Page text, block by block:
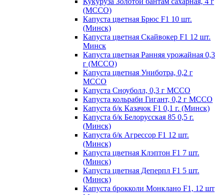
(МССО)
Капуста цветная Брюс F1 10 шт.
(Минск)
Капуста цветная Скайвокер F1 12 шт.
Минск
Капуста цветная Ранняя урожайная 0,3
г (МССО)
Капуста цветная Униботра, 0,2 г
МССО
Капуста Сноуболл, 0,3 г МССО
Капуста кольраби Гигант, 0,2 г МССО
Капуста б/к Казачок F1 0,1 г. (Минск)
Капуста б/к Белорусская 85 0,5 г.
(Минск)
Капуста б/к Агрессор F1 12 шт.
(Минск)
Капуста цветная Клэптон F1 7 шт.
(Минск)
Капуста цветная Деперпл F1 5 шт.
(Минск)
Капуста брокколи Монклано F1, 12 шт